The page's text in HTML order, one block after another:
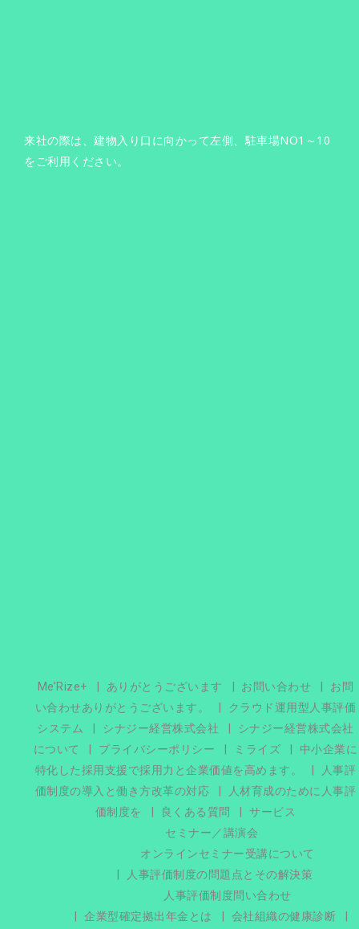
来社の際は、建物入り口に向かって左側、駐車場NO1～10
をご利用ください。
Me’Rize+ ありがとうございます お問い合わせ
お問
い合わせありがとうございます。
クラウド運用型人事評価
システム
シナジー経営株式会社
シナジー経営株式会社
について
プライバシーポリシー ミライズ
中小企業に
特化した採用支援で採用力と企業価値を高めます。
人事評
価制度の導入と働き方改革の対応
人材育成のために人事評
価制度を
良くある質問
サービス
セミナー／講演会
オンラインセミナー受講について
人事評価制度の問題点とその解決策
人事評価制度問い合わせ
企業型確定拠出年金とは
会社組織の健康診断